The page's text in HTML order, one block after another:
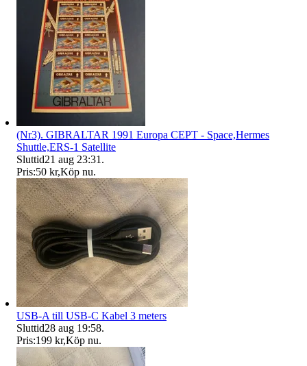
(Nr3). GIBRALTAR 1991 Europa CEPT - Space,Hermes
Shuttle,ERS-1 Satellite
Sluttid21 aug 23:31 .
Pris:50 kr,Köp nu.
USB-A till USB-C Kabel 3 meters
Sluttid28 aug 19:58.
Pris:199 kr,Köp nu.